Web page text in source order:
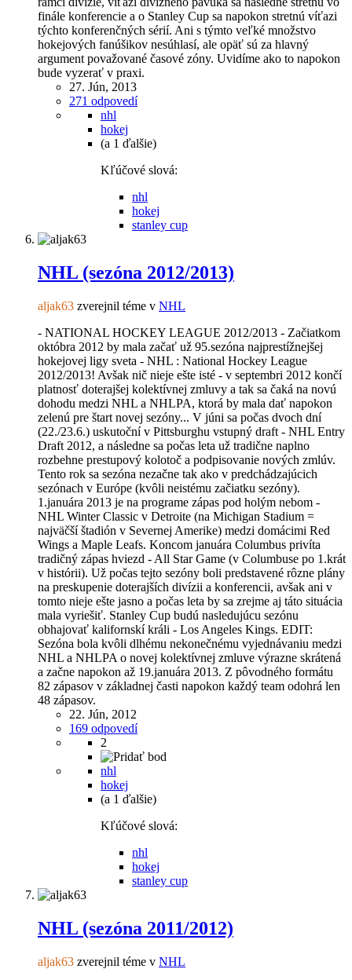
finále konferencie a o Stanley Cup sa napokon stretnú víťazi
týchto konferenčných sérií. Ani s týmto veľké množstvo
hokejových fanúšikov nesúhlasí, ale opäť sú za hlavný
argument považované časové zóny. Uvidíme ako to napokon
bude vyzerať v praxi.
27. Jún, 2013
271 odpovedí
nhl
hokej
(a 1 ďalšie)
Kľúčové slová:
nhl
hokej
stanley cup
NHL (sezóna 2012/2013)
aljak63 zverejnil téme v NHL
- NATIONAL HOCKEY LEAGUE 2012/2013 - Začiatkom
októbra 2012 by mala začať už 95.sezóna najprestížnejšej
hokejovej ligy sveta - NHL : National Hockey League
2012/2013! Avšak nič nieje ešte isté - v septembri 2012 končí
platnosť doterajšej kolektívnej zmluvy a tak sa čaká na novú
dohodu medzi NHL a NHLPA, ktorá by mala dať napokon
zelenú pre štart novej sezóny... V júni sa počas dvoch dní
(22./23.6.) uskutoční v Pittsburghu vstupný draft - NHL Entry
Draft 2012, a následne sa počas leta už tradične naplno
rozbehne prestupový kolotoč a podpisovanie nových zmlúv.
Tento rok sa sezóna nezačne tak ako v predchádzajúcich
sezónach v Európe (kvôli neistému začiatku sezóny).
1.januára 2013 je na programe zápas pod holým nebom -
NHL Winter Classic v Detroite (na Michigan Stadium =
najväčší štadión v Severnej Amerike) medzi domácimi Red
Wings a Maple Leafs. Koncom januára Columbus privíta
tradičný zápas hviezd - All Star Game (v Columbuse po 1.krát
v histórii). Už počas tejto sezóny boli predstavené rôzne plány
na preskupenie doterajších divízii a konferencii, avšak ani v
tomto nieje ešte jasno a počas leta by sa zrejme aj táto situácia
mala vyriešiť. Stanley Cup budú nasledujúcu sezónu
obhajovať kalifornskí králi - Los Angeles Kings. EDIT:
Sezóna bola kvôli dlhému nekonečnému vyjednávaniu medzi
NHL a NHLPA o novej kolektívnej zmluve výrazne skrátená
a začne napokon až 19.januára 2013. Z pôvodného formátu
82 zápasov v základnej časti napokon každý team odohrá len
48 zápasov.
22. Jún, 2012
169 odpovedí
2
nhl
hokej
(a 1 ďalšie)
Kľúčové slová:
nhl
hokej
stanley cup
NHL (sezóna 2011/2012)
aljak63 zverejnil téme v NHL